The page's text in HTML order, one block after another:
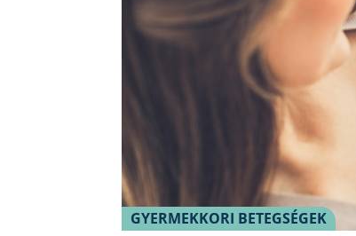
GYERMEKKORI BETEGSÉGEK